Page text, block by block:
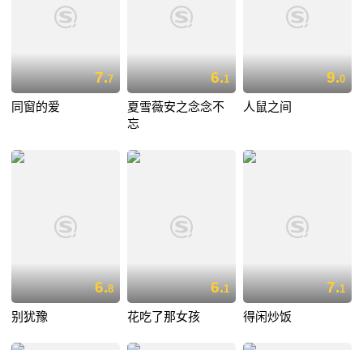
7.7
同窗的爱
6.1
夏雪薇安之念念不
忘
9.0
人鼠之间
6.8
别犹豫
6.1
花吃了那女孩
7.1
得闲炒饭